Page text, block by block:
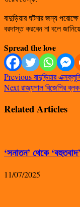
বাদুড়িয়ার ঘটনার জন্য
বরদাস্ত করবেন না বলে
Spread the love
Previousবাদুড়িয়ার
Nextরাজ্যপাল বিজেপির
Related Articles
‘সনাতন’ থেকে
11/07/2025